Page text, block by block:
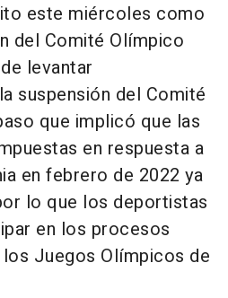
este miércoles como
del Comité Olímpico
levantar
suspensión del Comité
que implicó que las
en respuesta a
en febrero de 2022 ya
lo que los deportistas
en los procesos
Juegos Olímpicos de